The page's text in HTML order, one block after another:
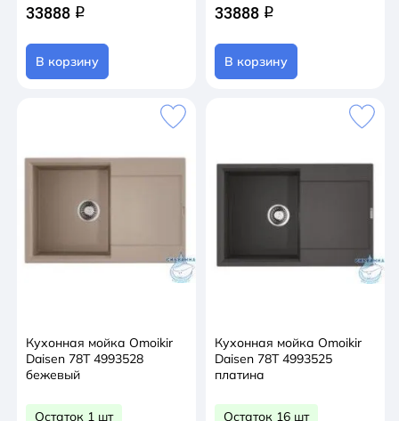
33888 q
В корзину
33888 q
В корзину
Кухонная мойка Omoikir
Daisen 78T 4993528
бежевый
Остаток 1 шт
Кухонная мойка Omoikir
Daisen 78T 4993525
платина
Остаток 16 шт